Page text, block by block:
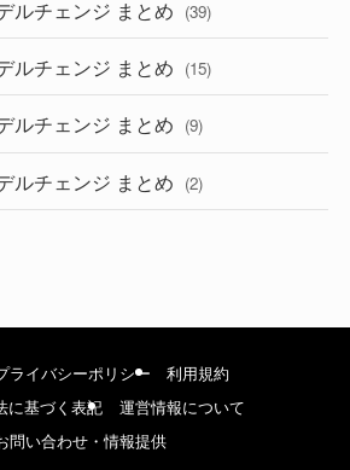
ルチェンジ まとめ (39)
ルチェンジ まとめ (15)
ルチェンジ まとめ (9)
ルチェンジ まとめ (2)
ライバシーポリシー
利用規約
に基づく表記
運営情報について
問い合わせ・情報提供